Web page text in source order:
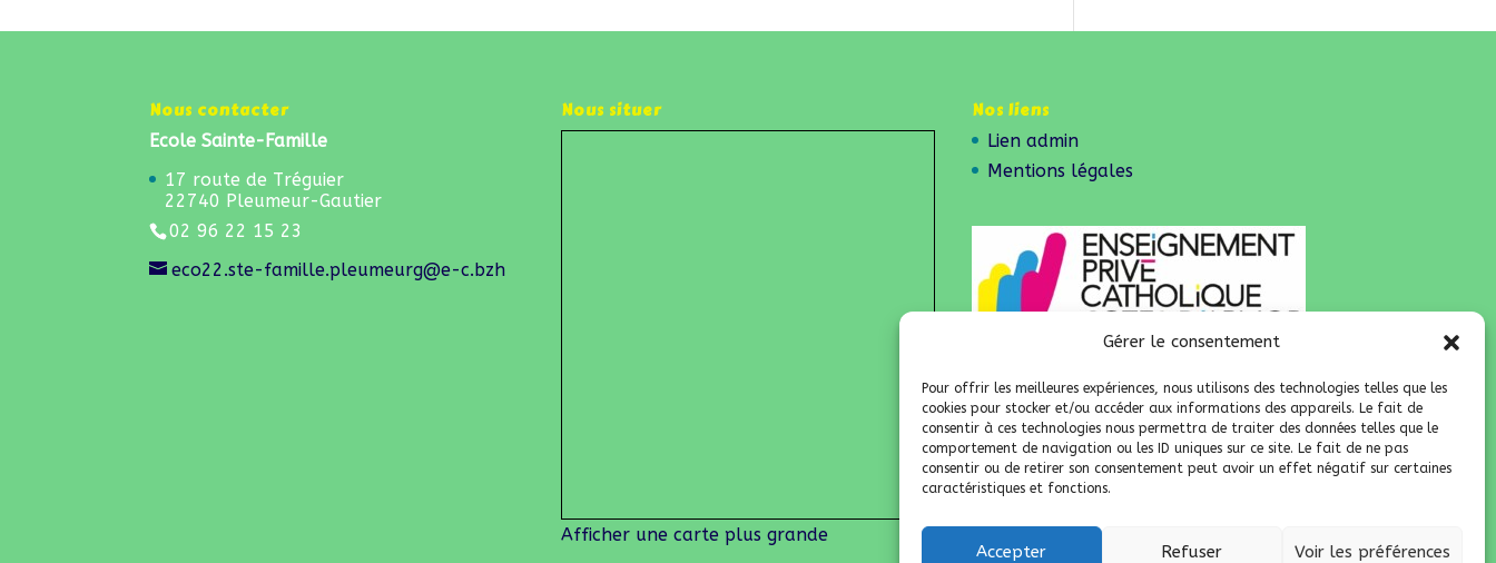
Gérer le consentement
Pour offrir les meilleures expériences, nous utilisons des technologies telles que les
cookies pour stocker et/ou accéder aux informations des appareils. Le fait de
consentir à ces technologies nous permettra de traiter des données telles que le
comportement de navigation ou les ID uniques sur ce site. Le fait de ne pas
consentir ou de retirer son consentement peut avoir un effet négatif sur certaines
caractéristiques et fonctions.
Accepter Refuser Voir les préférences
Nous contacter
Ecole Sainte-Famille
17 route de Tréguier
22740 Pleumeur-Gautier
02 96 22 15 23
eco22.ste-famille.pleumeurg@e-c.bzh
Nous situer
Afficher une carte plus grande
Nos liens
Lien admin
Mentions légales